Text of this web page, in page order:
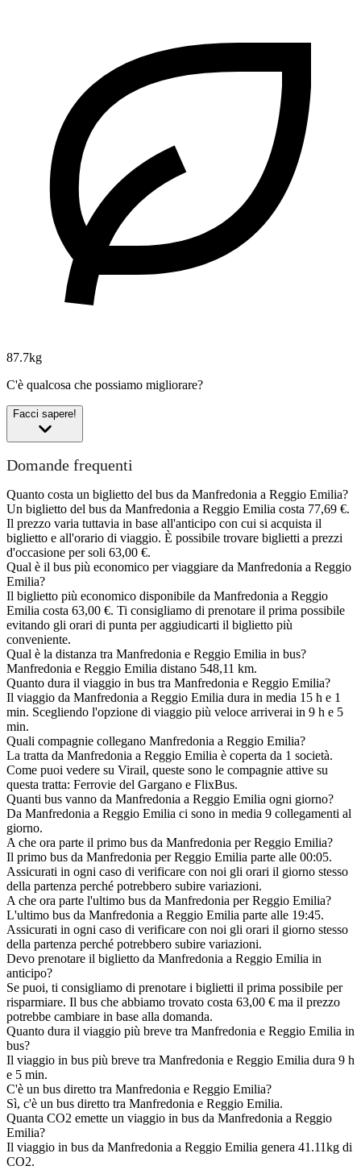
87.7kg
C'è qualcosa che possiamo migliorare?
Facci sapere!
Domande frequenti
Quanto costa un biglietto del bus da Manfredonia a Reggio Emilia?
Un biglietto del bus da Manfredonia a Reggio Emilia costa 77,69 €.
Il prezzo varia tuttavia in base all'anticipo con cui si acquista il
biglietto e all'orario di viaggio. È possibile trovare biglietti a prezzi
d'occasione per soli 63,00 €.
Qual è il bus più economico per viaggiare da Manfredonia a Reggio
Emilia?
Il biglietto più economico disponibile da Manfredonia a Reggio
Emilia costa 63,00 €. Ti consigliamo di prenotare il prima possibile
evitando gli orari di punta per aggiudicarti il biglietto più
conveniente.
Qual è la distanza tra Manfredonia e Reggio Emilia in bus?
Manfredonia e Reggio Emilia distano 548,11 km.
Quanto dura il viaggio in bus tra Manfredonia e Reggio Emilia?
Il viaggio da Manfredonia a Reggio Emilia dura in media 15 h e 1
min. Scegliendo l'opzione di viaggio più veloce arriverai in 9 h e 5
min.
Quali compagnie collegano Manfredonia a Reggio Emilia?
La tratta da Manfredonia a Reggio Emilia è coperta da 1 società.
Come puoi vedere su Virail, queste sono le compagnie attive su
questa tratta: Ferrovie del Gargano e FlixBus.
Quanti bus vanno da Manfredonia a Reggio Emilia ogni giorno?
Da Manfredonia a Reggio Emilia ci sono in media 9 collegamenti al
giorno.
A che ora parte il primo bus da Manfredonia per Reggio Emilia?
Il primo bus da Manfredonia per Reggio Emilia parte alle 00:05.
Assicurati in ogni caso di verificare con noi gli orari il giorno stesso
della partenza perché potrebbero subire variazioni.
A che ora parte l'ultimo bus da Manfredonia per Reggio Emilia?
L'ultimo bus da Manfredonia a Reggio Emilia parte alle 19:45.
Assicurati in ogni caso di verificare con noi gli orari il giorno stesso
della partenza perché potrebbero subire variazioni.
Devo prenotare il biglietto da Manfredonia a Reggio Emilia in
anticipo?
Se puoi, ti consigliamo di prenotare i biglietti il prima possibile per
risparmiare. Il bus che abbiamo trovato costa 63,00 € ma il prezzo
potrebbe cambiare in base alla domanda.
Quanto dura il viaggio più breve tra Manfredonia e Reggio Emilia in
bus?
Il viaggio in bus più breve tra Manfredonia e Reggio Emilia dura 9 h
e 5 min.
C'è un bus diretto tra Manfredonia e Reggio Emilia?
Sì, c'è un bus diretto tra Manfredonia e Reggio Emilia.
Quanta CO2 emette un viaggio in bus da Manfredonia a Reggio
Emilia?
Il viaggio in bus da Manfredonia a Reggio Emilia genera 41.11kg di
CO2.